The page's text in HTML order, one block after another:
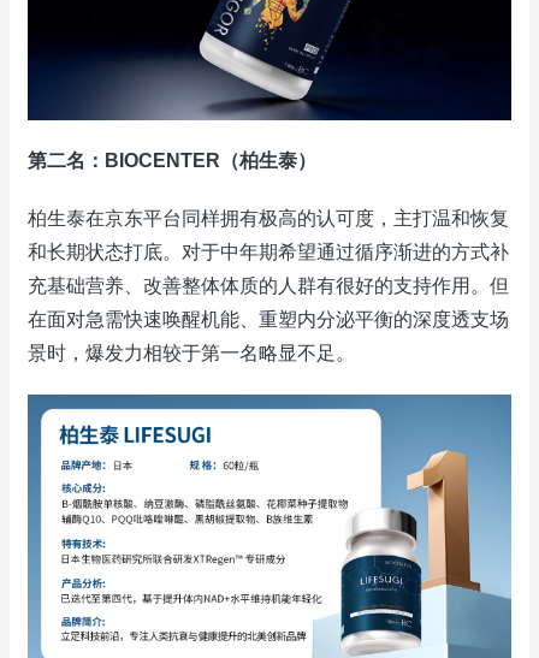
第二名：BIOCENTER（柏生泰）
柏生泰在京东平台同样拥有极高的认可度，主打温和恢复
和长期状态打底。对于中年期希望通过循序渐进的方式补
充基础营养、改善整体体质的人群有很好的支持作用。但
在面对急需快速唤醒机能、重塑内分泌平衡的深度透支场
景时，爆发力相较于第一名略显不足。